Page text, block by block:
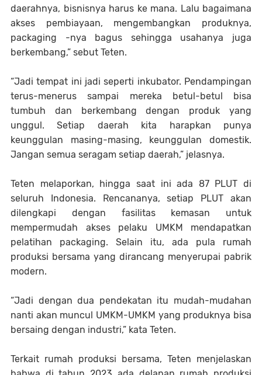
daerahnya, bisnisnya harus ke mana. Lalu bagaimana
akses pembiayaan, mengembangkan produknya,
packaging -nya bagus sehingga usahanya juga
berkembang,” sebut Teten.
“Jadi tempat ini jadi seperti inkubator. Pendampingan
terus-menerus sampai mereka betul-betul bisa
tumbuh dan berkembang dengan produk yang
unggul. Setiap daerah kita harapkan punya
keunggulan masing-masing, keunggulan domestik.
Jangan semua seragam setiap daerah,” jelasnya.
Teten melaporkan, hingga saat ini ada 87 PLUT di
seluruh Indonesia. Rencananya, setiap PLUT akan
dilengkapi dengan fasilitas kemasan untuk
mempermudah akses pelaku UMKM mendapatkan
pelatihan packaging. Selain itu, ada pula rumah
produksi bersama yang dirancang menyerupai pabrik
modern.
“Jadi dengan dua pendekatan itu mudah-mudahan
nanti akan muncul UMKM-UMKM yang produknya bisa
bersaing dengan industri,” kata Teten.
Terkait rumah produksi bersama, Teten menjelaskan